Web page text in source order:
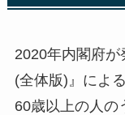
2020年内閣府
(全体版)』による
60歳以上の人の